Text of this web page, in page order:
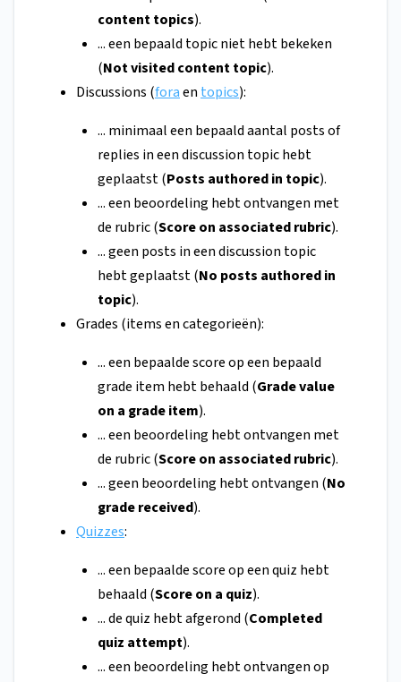
content topics).
... een bepaald topic niet hebt bekeken
(Not visited content topic).
Discussions (foraen topics):
... minimaal een bepaald aantal posts of
replies in een discussion topic hebt
geplaatst (Posts authored in topic).
... een beoordeling hebt ontvangen met
de rubric (Score on associated rubric).
... geen posts in een discussion topic
hebt geplaatst (No posts authored in
topic).
Grades (items en categorieën):
... een bepaalde score op een bepaald
grade item hebt behaald (Grade value
on a grade item).
... een beoordeling hebt ontvangen met
de rubric (Score on associated rubric).
... geen beoordeling hebt ontvangen (No
grade received).
Quizzes:
... een bepaalde score op een quiz hebt
behaald (Score on a quiz).
... de quiz hebt afgerond (Completed
quiz attempt).
... een beoordeling hebt ontvangen op